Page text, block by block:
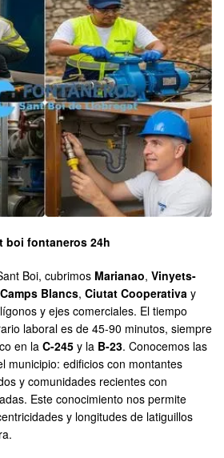
boi fontaneros 24h
Boi, cubrimos Marianao, Vinyets-
Camps Blancs, Ciutat Cooperativa y
y ejes comerciales. El tiempo
laboral es de 45-90 minutos, siempre
en la C-245 y la B-23. Conocemos las
municipio: edificios con montantes
y comunidades recientes con
Este conocimiento nos permite
y longitudes de latiguillos